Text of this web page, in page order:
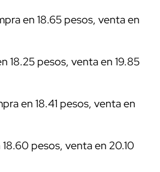
en 18.65 pesos, venta en
18.25 pesos, venta en 19.85
en 18.41 pesos, venta en
pesos, venta en 20.10